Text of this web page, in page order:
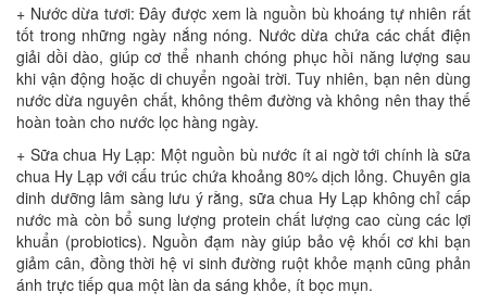
+ Nước dừa tươi: Đây được xem là nguồn bù khoáng tự nhiên rất
tốt trong những ngày nắng nóng. Nước dừa chứa các chất điện
giải dồi dào, giúp cơ thể nhanh chóng phục hồi năng lượng sau
khi vận động hoặc di chuyển ngoài trời. Tuy nhiên, bạn nên dùng
nước dừa nguyên chất, không thêm đường và không nên thay thế
hoàn toàn cho nước lọc hàng ngày.
+ Sữa chua Hy Lạp: Một nguồn bù nước ít ai ngờ tới chính là sữa
chua Hy Lạp với cấu trúc chứa khoảng 80% dịch lỏng. Chuyên gia
dinh dưỡng lâm sàng lưu ý rằng, sữa chua Hy Lạp không chỉ cấp
nước mà còn bổ sung lượng protein chất lượng cao cùng các lợi
khuẩn (probiotics). Nguồn đạm này giúp bảo vệ khối cơ khi bạn
giảm cân, đồng thời hệ vi sinh đường ruột khỏe mạnh cũng phản
ánh trực tiếp qua một làn da sáng khỏe, ít bọc mụn.